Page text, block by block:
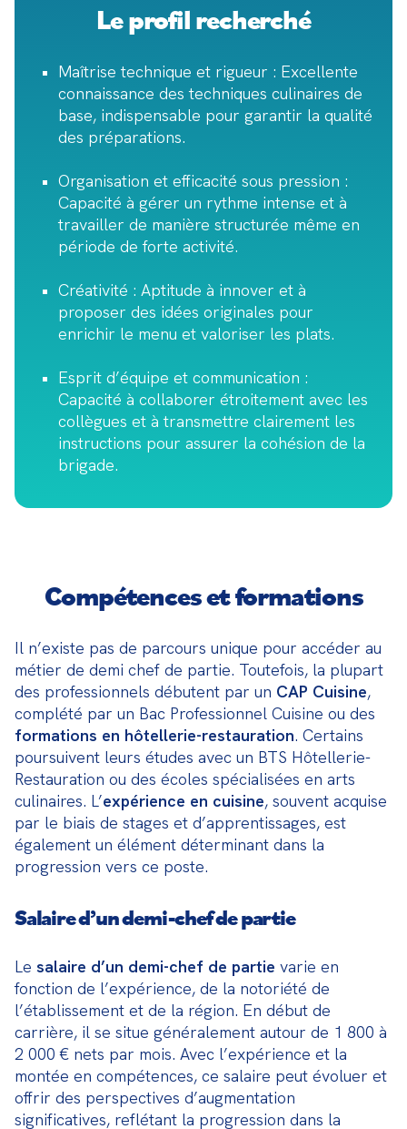
Le profil recherché
Maîtrise technique et rigueur : Excellente
connaissance des techniques culinaires de
base, indispensable pour garantir la qualité
des préparations.
Organisation et efficacité sous pression :
Capacité à gérer un rythme intense et à
travailler de manière structurée même en
période de forte activité.
Créativité : Aptitude à innover et à
proposer des idées originales pour
enrichir le menu et valoriser les plats.
Esprit d’équipe et communication :
Capacité à collaborer étroitement avec les
collègues et à transmettre clairement les
instructions pour assurer la cohésion de la
brigade.
Compétences et formations
Il n’existe pas de parcours unique pour accéder au
métier de demi chef de partie. Toutefois, la plupart
des professionnels débutent par un CAP Cuisine,
formations en hôtellerie-restauration. Certains
poursuivent leurs études avec un BTS Hôtellerie-
Restauration ou des écoles spécialisées en arts
culinaires. L’expérience en cuisine, souvent acquise
par le biais de stages et d’apprentissages, est
également un élément déterminant dans la
progression vers ce poste.
Salaire d’un demi-chef de partie
Le salaire d’un demi-chef de partie varie en
fonction de l’expérience, de la notoriété de
l’établissement et de la région. En début de
carrière, il se situe généralement autour de 1 800 à
2 000 € nets par mois. Avec l’expérience et la
montée en compétences, ce salaire peut évoluer et
offrir des perspectives d’augmentation
significatives, reflétant la progression dans la